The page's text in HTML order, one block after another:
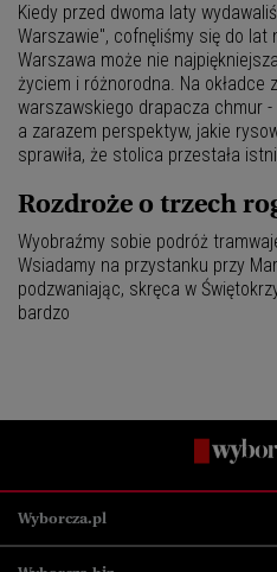
Kiedy przed dwoma laty
Warszawie", cofnęliśmy się do lat
Warszawa może nie
życiem i różnorodna. Na
warszawskiego drapacza chmur
a zarazem perspektyw, jakie
sprawiła, że stolica przestała
Rozdroże o trzech
Wyobraźmy sobie podróż
Wsiadamy na przystanku przy
podzwaniając, skręca w
bardzo
Wyborcza.pl
Kraj